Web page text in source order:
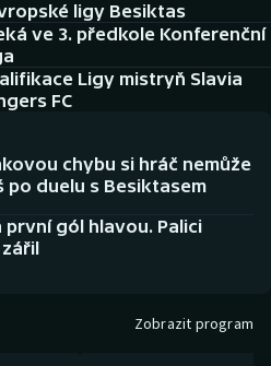
ligy Besiktas
ve 3. předkole Konferenční
Ligy mistryň Slavia
FC
chybu si hráč nemůže
duelu s Besiktasem
gól hlavou. Palici
Zobrazit program